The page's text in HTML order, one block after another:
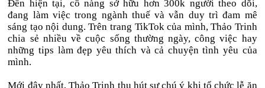
Đến hiện tại, cô nàng sở hữu hơn 300k người theo dõi,
đang làm việc trong ngành thuế và vẫn duy trì đam mê
sáng tạo nội dung. Trên trang TikTok của mình, Thảo Trinh
chia sẻ nhiều về cuộc sống thường ngày, công việc hay
những tips làm đẹp yêu thích và cả chuyện tình yêu của
mình.
Mới đây nhất, Thảo Trinh thu hút sự chú ý khi tổ chức lễ ăn